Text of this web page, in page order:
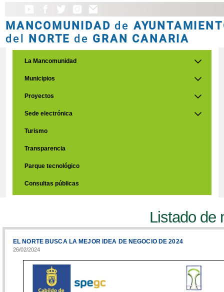
MANCOMUNIDAD de
del NORTE de GRAN CANARIA
La Mancomunidad
Municipios
Proyectos
Sede electrónica
Turismo
Transparencia
Parque tecnológico
Consultas públicas
Listado de
EL NORTE BUSCA LA MEJOR IDEA DE NEGOCIO DE 2024
26/02/2024